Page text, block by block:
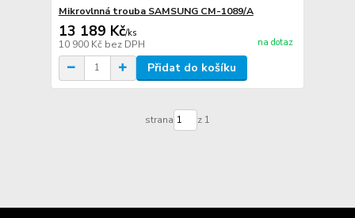
Mikrovlnná trouba SAMSUNG CM-1089/A
13 189 Kč/ks
10 900 Kč bez DPH na dotaz
Přidat do košíku
strana z 1